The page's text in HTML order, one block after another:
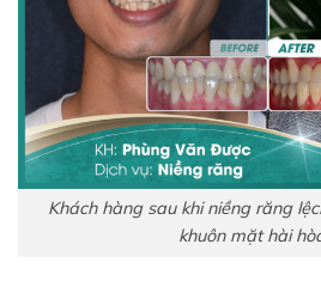
Khách hàng sau khi niềng răng
khuôn mặt hài